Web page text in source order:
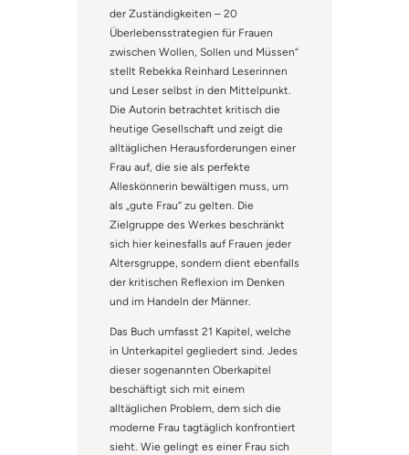
der Zuständigkeiten – 20
Überlebensstrategien für Frauen
zwischen Wollen, Sollen und Müssen“
stellt Rebekka Reinhard Leserinnen
und Leser selbst in den Mittelpunkt.
Die Autorin betrachtet kritisch die
heutige Gesellschaft und zeigt die
alltäglichen Herausforderungen einer
Frau auf, die sie als perfekte
Alleskönnerin bewältigen muss, um
als „gute Frau“ zu gelten. Die
Zielgruppe des Werkes beschränkt
sich hier keinesfalls auf Frauen jeder
Altersgruppe, sondern dient ebenfalls
der kritischen Reflexion im Denken
und im Handeln der Männer.
Das Buch umfasst 21 Kapitel, welche
in Unterkapitel gegliedert sind. Jedes
dieser sogenannten Oberkapitel
beschäftigt sich mit einem
alltäglichen Problem, dem sich die
moderne Frau tagtäglich konfrontiert
sieht. Wie gelingt es einer Frau sich